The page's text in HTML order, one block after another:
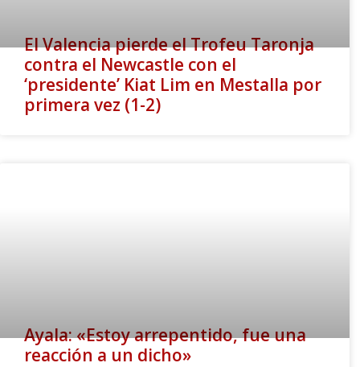
El Valencia pierde el Trofeu Taronja
contra el Newcastle con el
‘presidente’ Kiat Lim en Mestalla por
primera vez (1-2)
Ayala: «Estoy arrepentido, fue una
reacción a un dicho»